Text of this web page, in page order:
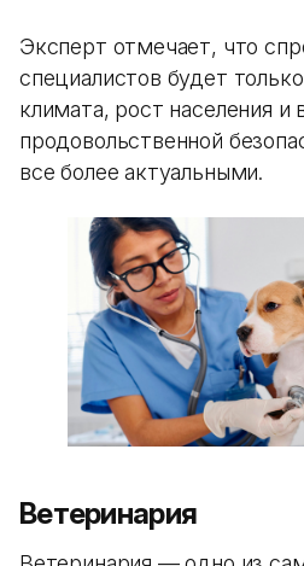
Эксперт отмечает, что
специалистов будет
климата, рост населения и
продовольственной
все более актуальными.
Ветеринария